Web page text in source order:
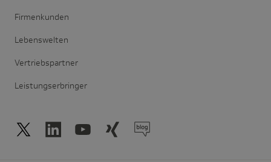
Firmenkunden
Lebenswelten
Vertriebspartner
Leistungserbringer